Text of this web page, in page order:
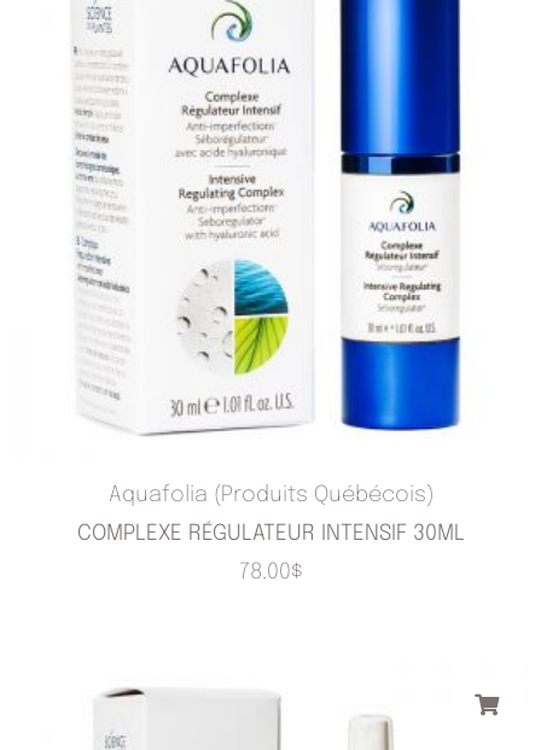
Aquafolia (Produits Québécois)
COMPLEXE RÉGULATEUR INTENSIF 30ML
78.00$